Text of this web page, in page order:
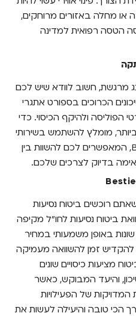
או מחלה באזורים מרוחקים,
הטסה רפואית למדינה
מרגשת, חשוב לוודא שיש לכם
הכרוכים בספורט אתגרי
הפוליסה ולהיקף הכיסוי. כדי
מומלץ להשתמש בשירותי
השוואת ביטוח נסיעות של Bestie, המאפשרים לכם להשוות בין
בדיוק לצרכים שלכם.
רוכשים ביטוח נסיעות
ביטוח נסיעות לחו"ל מקיפה
שונות באופן משמעותי במחיר
להקדיש זמן להשוואה מעמיקה
מציעות כיסויים שונים
והיעד המבוקש, כאשר
של הפעילויות
הכי טובה והיעילה לעשות את